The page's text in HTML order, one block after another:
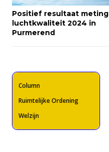
Positief resultaat meting
luchtkwaliteit 2024 in
Purmerend
Column
Ruimtelijke Ordening
Welzijn